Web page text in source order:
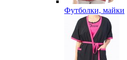
Футболки, майки